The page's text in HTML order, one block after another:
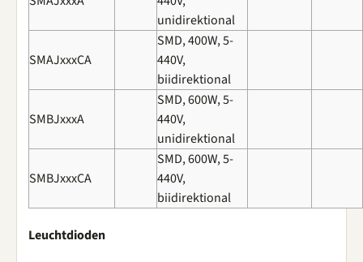
unidirektional
SMAJxxxCA
SMD, 400W, 5-
440V,
biidirektional
SMBJxxxA
SMD, 600W, 5-
440V,
unidirektional
SMBJxxxCA
SMD, 600W, 5-
440V,
biidirektional
Leuchtdioden